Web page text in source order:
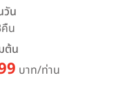
วัน
น
ต้น
บาท/ท่าน